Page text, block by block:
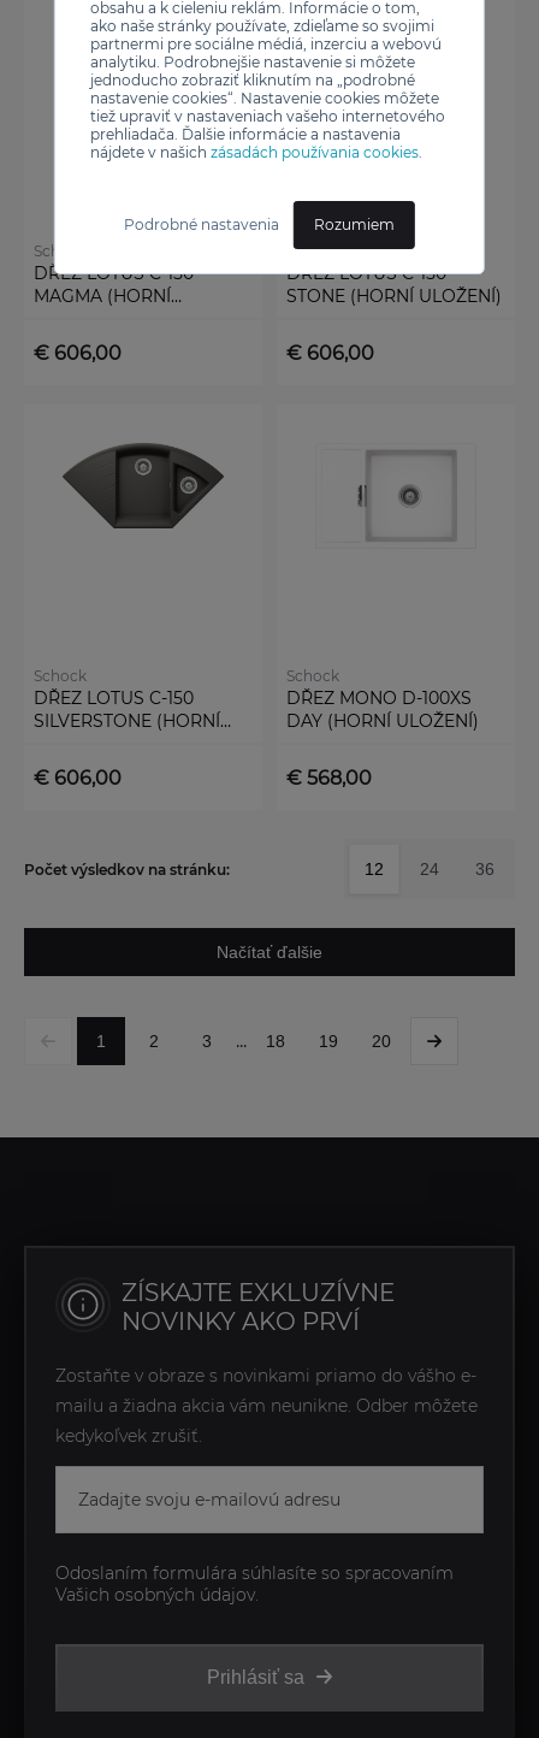
obsahu a k cieleniu reklám. Informácie o tom,
ako naše stránky používate, zdieľame so svojimi
partnermi pre sociálne médiá, inzerciu a webovú
analytiku. Podrobnejšie nastavenie si môžete
jednoducho zobraziť kliknutím na „podrobné
nastavenie cookies“. Nastavenie cookies môžete
tiež upraviť v nastaveniach vašeho internetového
prehliadača. Ďalšie informácie a nastavenia
nájdete v našich zásadách používania cookies.
Podrobné nastavenia
Rozumiem
Schock
DŘEZ LOTUS C-150
MAGMA (HORNÍ
€ 606,00
Schock
DŘEZ LOTUS C-150
STONE (HORNÍ ULOŽENÍ)
€ 606,00
Schock
DŘEZ LOTUS C-150
SILVERSTONE (HORNÍ
€ 606,00
Schock
DŘEZ MONO D-100XS
DAY (HORNÍ ULOŽENÍ)
€ 568,00
Načítať ďalšie
1 2 3 ... 18 19 20
Počet výsledkov na stránku: 12 24 36
ZÍSKAJTE EXKLUZÍVNE
NOVINKY AKO PRVÍ
Zostaňte v obraze s novinkami priamo do vášho e-
mailu a žiadna akcia vám neunikne. Odber môžete
kedykoľvek zrušiť.
Prihlásiť sa
Odoslaním formulára súhlasíte so spracovaním
Vašich osobných údajov.